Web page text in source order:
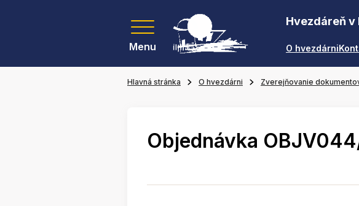
Menu
Hvezdáreň v
O hvezdárni
Hlavná stránka O hvezdárni Zverejňovanie
Objednávka